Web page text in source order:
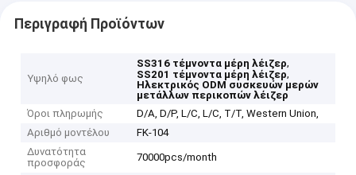
Περιγραφή Προϊόντων
Υψηλό φως
SS316 τέμνοντα μέρη λέιζερ,
SS201 τέμνοντα μέρη λέιζερ,
Ηλεκτρικός ODM συσκευών μερών
μετάλλων περικοπών λέιζερ
Όροι πληρωμής
D/A, D/P, L/C, L/C, T/T, Western Union,
Αριθμό μοντέλου
FK-104
Δυνατότητα
προσφοράς
70000pcs/month